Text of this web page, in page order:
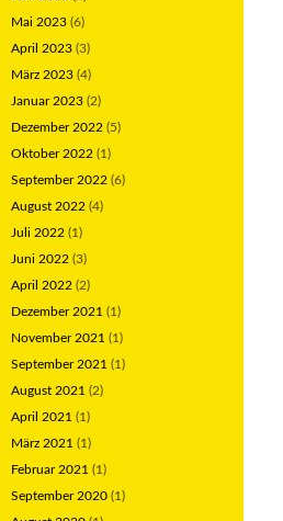
Mai 2023 (6)
April 2023 (3)
März 2023 (4)
Januar 2023 (2)
Dezember 2022 (5)
Oktober 2022 (1)
September 2022 (6)
August 2022 (4)
Juli 2022 (1)
Juni 2022 (3)
April 2022 (2)
Dezember 2021 (1)
November 2021 (1)
September 2021 (1)
August 2021 (2)
April 2021 (1)
März 2021 (1)
Februar 2021 (1)
September 2020 (1)